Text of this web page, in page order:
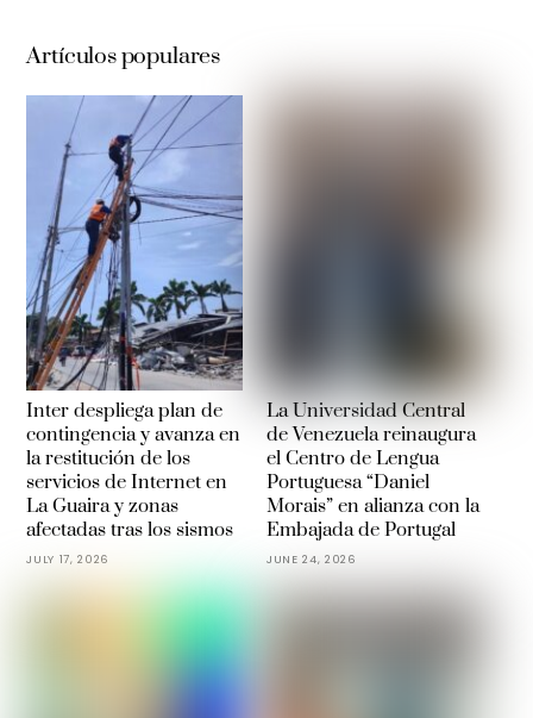
Artículos populares
Inter despliega plan de
contingencia y avanza en
la restitución de los
servicios de Internet en
La Guaira y zonas
afectadas tras los sismos
JULY 17, 2026
La Universidad Central
de Venezuela reinaugura
el Centro de Lengua
Portuguesa “Daniel
Morais” en alianza con la
Embajada de Portugal
JUNE 24, 2026